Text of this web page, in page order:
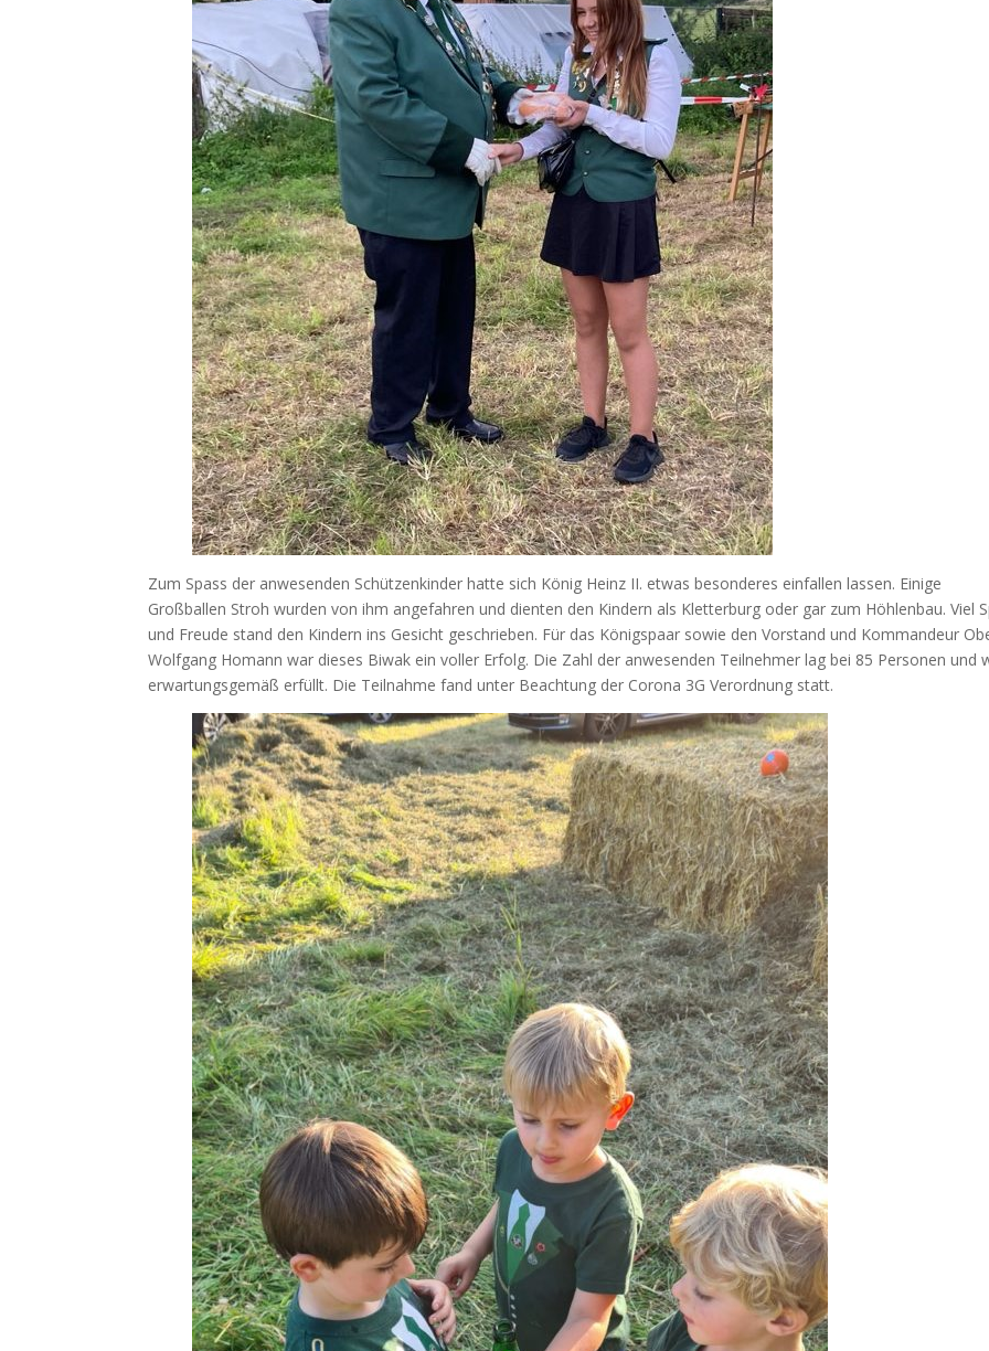
Zum Spass der anwesenden Schützenkinder hatte sich König Heinz II. etwas besonderes einfallen lassen. Einige
Großballen Stroh wurden von ihm angefahren und dienten den Kindern als Kletterburg oder gar zum Höhlenbau. Viel
und Freude stand den Kindern ins Gesicht geschrieben. Für das Königspaar sowie den Vorstand und Kommandeur
Wolfgang Homann war dieses Biwak ein voller Erfolg. Die Zahl der anwesenden Teilnehmer lag bei 85 Personen und
erwartungsgemäß erfüllt. Die Teilnahme fand unter Beachtung der Corona 3G Verordnung statt.